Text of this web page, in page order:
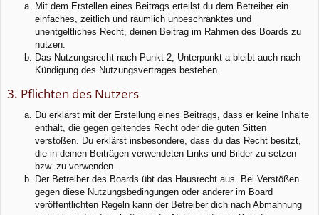
Mit dem Erstellen eines Beitrags erteilst du dem Betreiber ein
einfaches, zeitlich und räumlich unbeschränktes und
unentgeltliches Recht, deinen Beitrag im Rahmen des Boards zu
nutzen.
Das Nutzungsrecht nach Punkt 2, Unterpunkt a bleibt auch nach
Kündigung des Nutzungsvertrages bestehen.
3. Pflichten des Nutzers
Du erklärst mit der Erstellung eines Beitrags, dass er keine Inhalte
enthält, die gegen geltendes Recht oder die guten Sitten
verstoßen. Du erklärst insbesondere, dass du das Recht besitzt,
die in deinen Beiträgen verwendeten Links und Bilder zu setzen
bzw. zu verwenden.
Der Betreiber des Boards übt das Hausrecht aus. Bei Verstößen
gegen diese Nutzungsbedingungen oder anderer im Board
veröffentlichten Regeln kann der Betreiber dich nach Abmahnung